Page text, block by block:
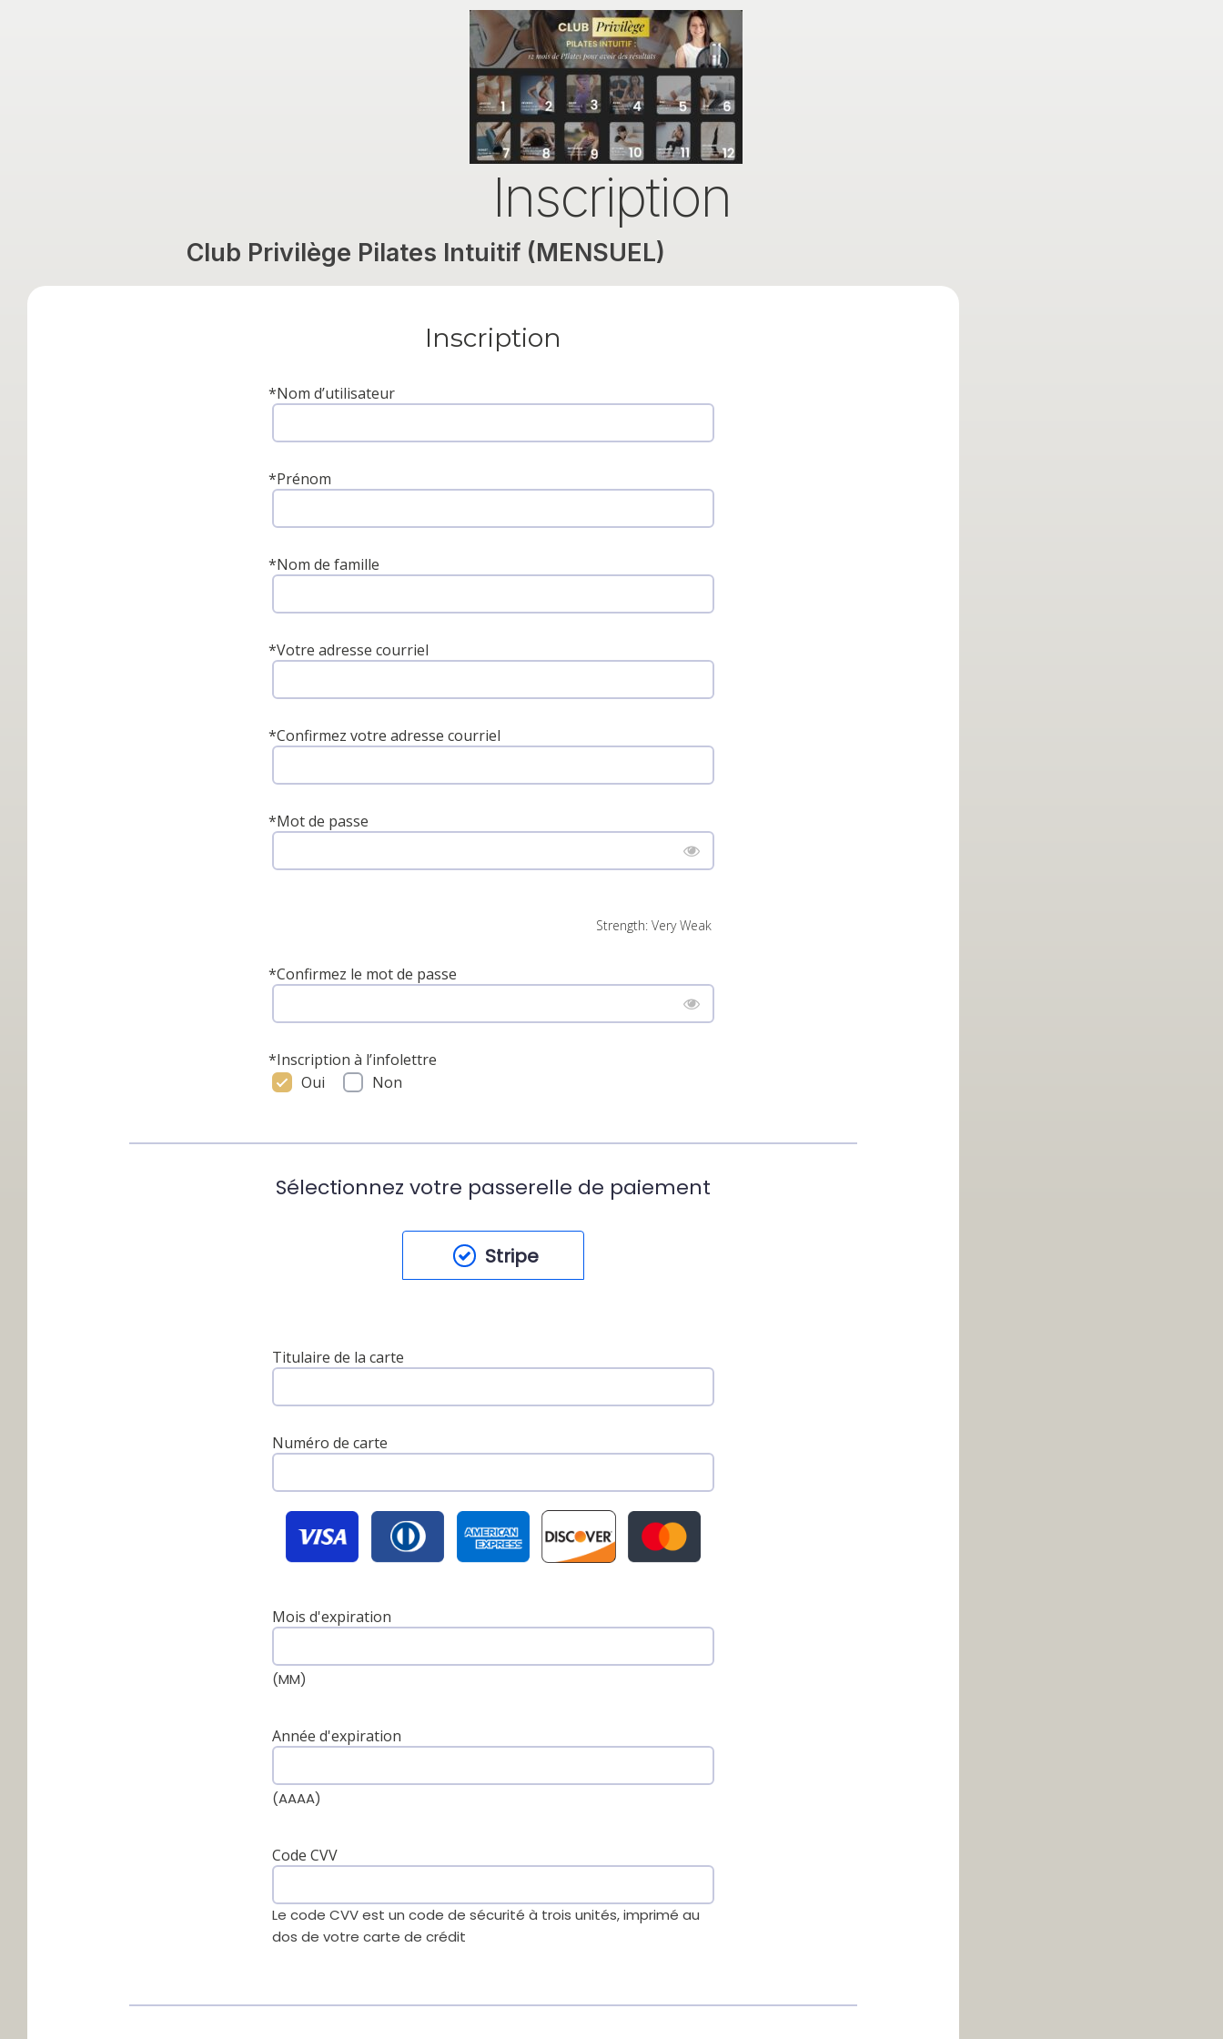
Inscription
Club Privilège Pilates Intuitif (MENSUEL)
Inscription
*Nom d’utilisateur
*Prénom
*Nom de famille
*Votre adresse courriel
*Confirmez votre adresse courriel
*Mot de passe
Strength: Very Weak
*Confirmez le mot de passe
*Inscription à l’infolettre
Oui
Non
Sélectionnez votre passerelle de paiement
Stripe
Titulaire de la carte
Numéro de carte
Mois d'expiration
(MM)
Année d'expiration
(AAAA)
Code CVV
Le code CVV est un code de sécurité à trois unités, imprimé au
dos de votre carte de crédit